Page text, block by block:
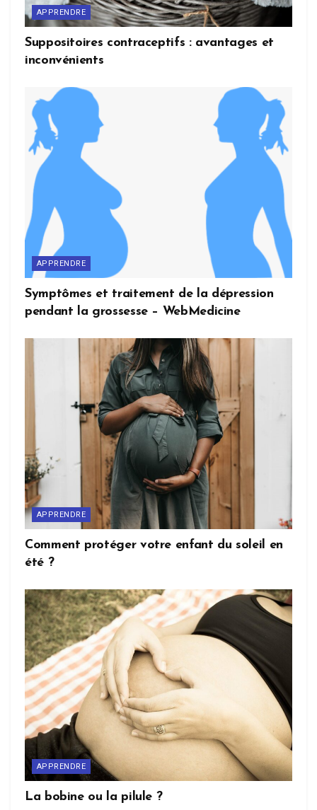
APPRENDRE
Suppositoires contraceptifs : avantages et
inconvénients
APPRENDRE
Symptômes et traitement de la dépression
pendant la grossesse – WebMedicine
APPRENDRE
Comment protéger votre enfant du soleil en
été ?
APPRENDRE
La bobine ou la pilule ?